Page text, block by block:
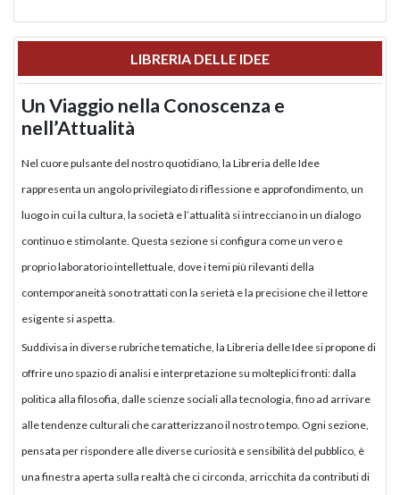
LIBRERIA DELLE IDEE
Un Viaggio nella Conoscenza e
nell’Attualità
Nel cuore pulsante del nostro quotidiano, la Libreria delle Idee
rappresenta un angolo privilegiato di riflessione e approfondimento, un
luogo in cui la cultura, la società e l’attualità si intrecciano in un dialogo
continuo e stimolante. Questa sezione si configura come un vero e
proprio laboratorio intellettuale, dove i temi più rilevanti della
contemporaneità sono trattati con la serietà e la precisione che il lettore
esigente si aspetta.
Suddivisa in diverse rubriche tematiche, la Libreria delle Idee si propone di
offrire uno spazio di analisi e interpretazione su molteplici fronti: dalla
politica alla filosofia, dalle scienze sociali alla tecnologia, fino ad arrivare
alle tendenze culturali che caratterizzano il nostro tempo. Ogni sezione,
pensata per rispondere alle diverse curiosità e sensibilità del pubblico, è
una finestra aperta sulla realtà che ci circonda, arricchita da contributi di